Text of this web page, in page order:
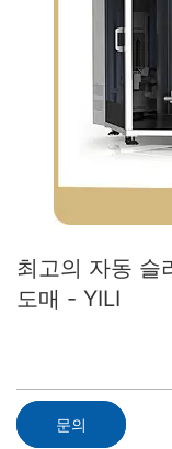
최고의 자동 슬
도매 - YILI
문의